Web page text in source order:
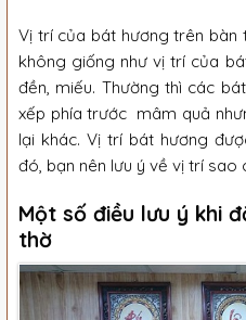
Vị trí của bát hương trên
không giống như vị trí của
đền, miếu. Thường thì các
xếp phía trước mâm quả
lại khác. Vị trí bát hương
đó, bạn nên lưu ý về vị trí sao
Một số điều lưu ý khi
thờ